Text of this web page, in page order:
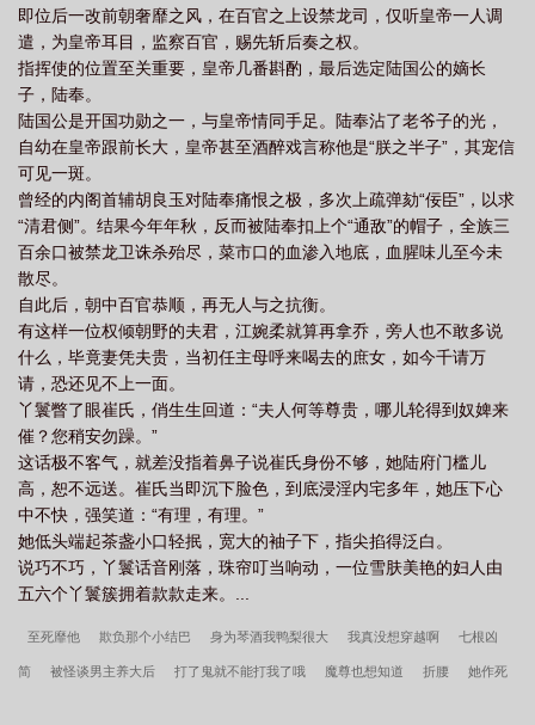
即位后一改前朝奢靡之风，在百官之上设禁龙司，仅听皇帝一人调
遣，为皇帝耳目，监察百官，赐先斩后奏之权。
指挥使的位置至关重要，皇帝几番斟酌，最后选定陆国公的嫡长
子，陆奉。
陆国公是开国功勋之一，与皇帝情同手足。陆奉沾了老爷子的光，
自幼在皇帝跟前长大，皇帝甚至酒醉戏言称他是“朕之半子”，其宠信
可见一斑。
曾经的内阁首辅胡良玉对陆奉痛恨之极，多次上疏弹劾“佞臣”，以求
“清君侧”。结果今年年秋，反而被陆奉扣上个“通敌”的帽子，全族三
百余口被禁龙卫诛杀殆尽，菜市口的血渗入地底，血腥味儿至今未
散尽。
自此后，朝中百官恭顺，再无人与之抗衡。
有这样一位权倾朝野的夫君，江婉柔就算再拿乔，旁人也不敢多说
什么，毕竟妻凭夫贵，当初任主母呼来喝去的庶女，如今千请万
请，恐还见不上一面。
丫鬟瞥了眼崔氏，俏生生回道：“夫人何等尊贵，哪儿轮得到奴婢来
催？您稍安勿躁。”
这话极不客气，就差没指着鼻子说崔氏身份不够，她陆府门槛儿
高，恕不远送。崔氏当即沉下脸色，到底浸淫内宅多年，她压下心
中不快，强笑道：“有理，有理。”
她低头端起茶盏小口轻抿，宽大的袖子下，指尖掐得泛白。
说巧不巧，丫鬟话音刚落，珠帘叮当响动，一位雪肤美艳的妇人由
五六个丫鬟簇拥着款款走来。...
至死靡他 欺负那个小结巴 身为琴酒我鸭梨很大 我真没想穿越啊 七根凶
简 被怪谈男主养大后 打了鬼就不能打我了哦 魔尊也想知道 折腰 她作死